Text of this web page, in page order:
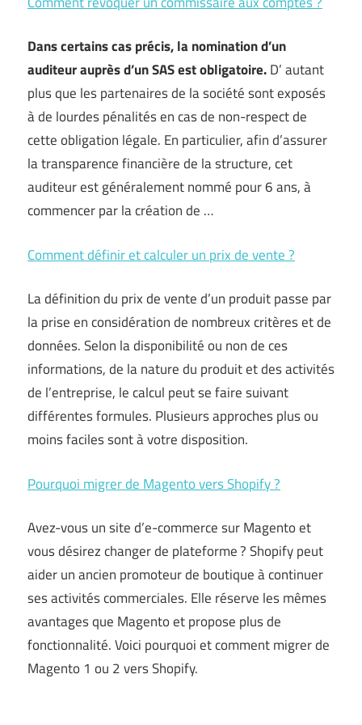
Dans certains cas précis, la nomination d’un
auditeur auprès d’un SAS est obligatoire.D’ autant
plus que les partenaires de la société sont exposés
à de lourdes pénalités en cas de non-respect de
cette obligation légale. En particulier, afin d’assurer
la transparence financière de la structure, cet
auditeur est généralement nommé pour 6 ans, à
commencer par la création de …
Comment définir et calculer un prix de vente ?
La définition du prix de vente d’un produit passe par
la prise en considération de nombreux critères et de
données. Selon la disponibilité ou non de ces
informations, de la nature du produit et des activités
de l’entreprise, le calcul peut se faire suivant
différentes formules. Plusieurs approches plus ou
moins faciles sont à votre disposition.
Pourquoi migrer de Magento vers Shopify ?
Avez-vous un site d’e-commerce sur Magento et
vous désirez changer de plateforme ? Shopify peut
aider un ancien promoteur de boutique à continuer
ses activités commerciales. Elle réserve les mêmes
avantages que Magento et propose plus de
fonctionnalité. Voici pourquoi et comment migrer de
Magento 1 ou 2 vers Shopify.